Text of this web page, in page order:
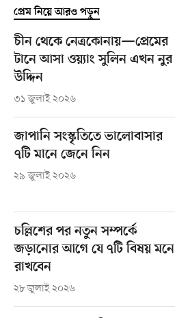
প্রেম নিয়ে আরও পড়ুন
চীন থেকে নেত্রকোনায়—প্রেমের
টানে আসা ওয়্যাং সুলিন এখন নুর
উদ্দিন
৩১ জুলাই ২০২৬
জাপানি সংস্কৃতিতে ভালোবাসার
৭টি মানে জেনে নিন
২৯ জুলাই ২০২৬
চল্লিশের পর নতুন সম্পর্কে
জড়ানোর আগে যে ৭টি বিষয় মনে
রাখবেন
২৮ জুলাই ২০২৬